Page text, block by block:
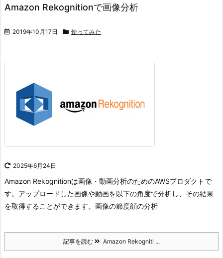
Amazon Rekognitionで画像分析
2019年10月17日 使ってみた
2025年6月24日
Amazon Rekognitionは画像・動画分析のためのAWSプロダクトで
す。 アップロードした画像や動画を以下の角度で分析し、その結果
を取得することができます。 画像の節度顔の分析
記事を読む Amazon Rekogniti ...